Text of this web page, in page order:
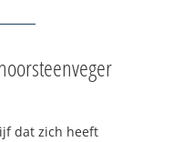
dat zich heeft